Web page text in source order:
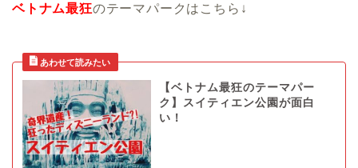
ベトナム最狂のテーマパークはこちら↓
【ベトナム最狂のテーマパー
ク】スイティエン公園が面白
い！